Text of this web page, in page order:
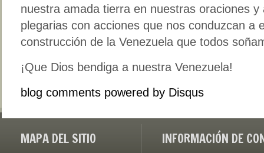
nuestra amada tierra en nuestras oraciones
plegarias con acciones que nos conduzcan a
construcción de la Venezuela que todos
¡Que Dios bendiga a nuestra Venezuela!
blog comments powered by Disqus
MAPA DEL SITIO INFORMACIÓN DE